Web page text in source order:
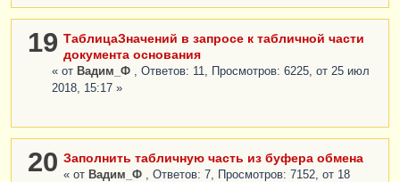
19 ТаблицаЗначений в запросе к табличной части
документа основания
« от Вадим_Ф
, Ответов: 11, Просмотров: 6225, от 25 июл
2018, 15:17 »
20 Заполнить табличную часть из буфера обмена
« от Вадим_Ф
, Ответов: 7, Просмотров: 7152, от 18